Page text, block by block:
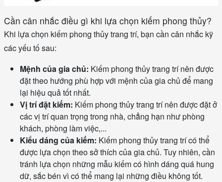
Cần cân nhắc điều gì khi lựa chọn kiếm phong thủy?
Khi lựa chọn kiếm phong thủy trang trí, bạn cần cân nhắc kỹ
các yếu tố sau:
Mệnh của gia chủ: Kiếm phong thủy trang trí nên được
đặt theo hướng phù hợp với mệnh của gia chủ để mang
lại hiệu quả tốt nhất.
Vị trí đặt kiếm: Kiếm phong thủy trang trí nên được đặt ở
các vị trí quan trọng trong nhà, chẳng hạn như phòng
khách, phòng làm việc,...
Kiểu dáng của kiếm: Kiếm phong thủy trang trí có thể
được lựa chọn theo sở thích của gia chủ. Tuy nhiên, cần
tránh lựa chọn những mẫu kiếm có hình dáng quá hung
dữ, sắc bén vì có thể mang lại những điều không tốt.